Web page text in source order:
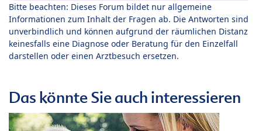
Bitte beachten: Dieses Forum bildet nur allgemeine
Informationen zum Inhalt der Fragen ab. Die Antworten sind
unverbindlich und können aufgrund der räumlichen Distanz
keinesfalls eine Diagnose oder Beratung für den Einzelfall
darstellen oder einen Arztbesuch ersetzen.
Das könnte Sie auch interessieren